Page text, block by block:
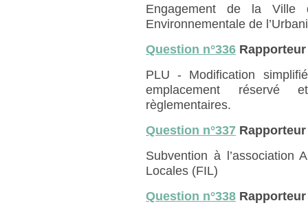
Engagement de la Ville
Environnementale de
Question n°336 Rapporteur
PLU - Modification
emplacement réservé
règlementaires.
Question n°337
Subvention à l’association
Locales (FIL)
Question n°338